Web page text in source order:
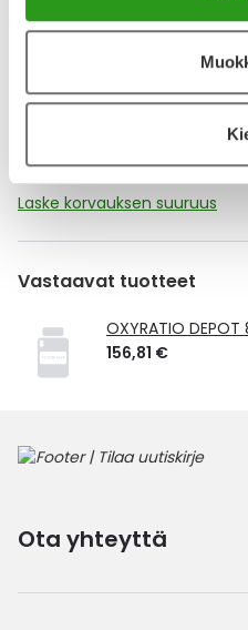
Lue lisää muistuttajasta
Kela-korvattavuus ja
Tämä tuote ei ole Kela-
toimitusmaksu 2,46 €
Laske korvauksen suuruus
Vastaavat tuotteet
OXYRATIO
156,81 €
Ota yhteyttä